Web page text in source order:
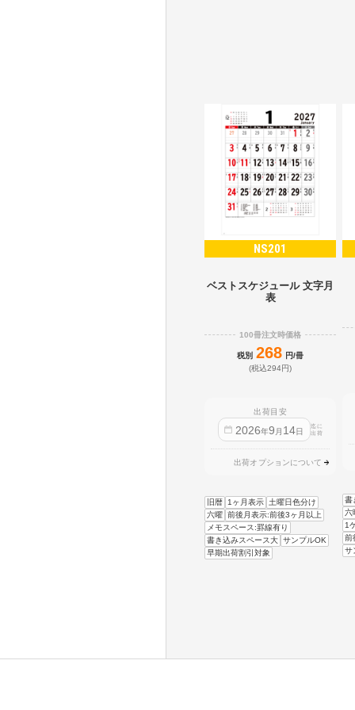
NS201
ベストスケジュール 文字月
表
100冊注文時価格
税別 268 円/冊
(税込294円)
出荷目安
2026年9 月 14日
迄に
出荷
出荷オプションについて
旧暦 1ヶ月表示
土曜日色分け
六曜 前後月表示:前後3ヶ月以上
メモスペース:罫線有り
書き込みスペース大 サンプルOK
早期出荷割引対象
書
六
1
前
サ